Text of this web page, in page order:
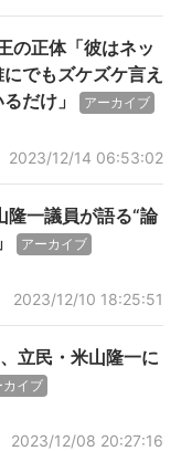
の正体「彼はネッ
でもズケズケ言え
だけ」
アーカイブ
2023/12/14 06:53:02
隆一議員が語る“論
アーカイブ
2023/12/10 18:25:51
立民・米山隆一に
カイブ
2023/12/08 20:27:16